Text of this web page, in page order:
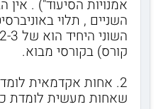
אמנויות הסיעוד") . אין
השניים , תלוי
קורס) בקורסי מבוא.
שאחות מעשית לומדת כ1-2 שנים.